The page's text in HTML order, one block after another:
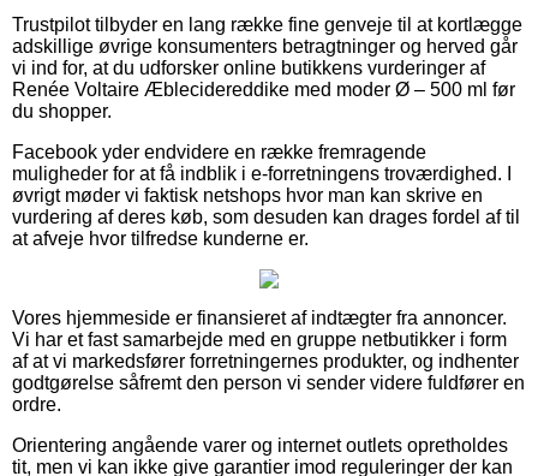
Trustpilot tilbyder en lang række fine genveje til at kortlægge
adskillige øvrige konsumenters betragtninger og herved går
vi ind for, at du udforsker online butikkens vurderinger af
Renée Voltaire Æblecidereddike med moder Ø – 500 ml før
du shopper.
Facebook yder endvidere en række fremragende
muligheder for at få indblik i e-forretningens troværdighed. I
øvrigt møder vi faktisk netshops hvor man kan skrive en
vurdering af deres køb, som desuden kan drages fordel af til
at afveje hvor tilfredse kunderne er.
Vores hjemmeside er finansieret af indtægter fra annoncer.
Vi har et fast samarbejde med en gruppe netbutikker i form
af at vi markedsfører forretningernes produkter, og indhenter
godtgørelse såfremt den person vi sender videre fuldfører en
ordre.
Orientering angående varer og internet outlets opretholdes
tit, men vi kan ikke give garantier imod reguleringer der kan